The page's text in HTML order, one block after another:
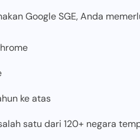
Google SGE, Anda
ke atas
satu dari 120+ negara